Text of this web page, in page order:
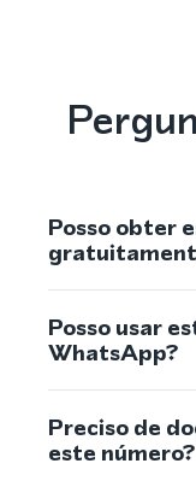
Posso obter
Posso usar
WhatsApp?
Preciso de
este número?